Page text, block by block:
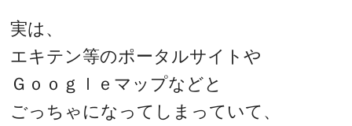
実は、
エキテン等のポータルサイトや
Ｇｏｏｇｌｅマップなどと
ごっちゃになってしまっていて、